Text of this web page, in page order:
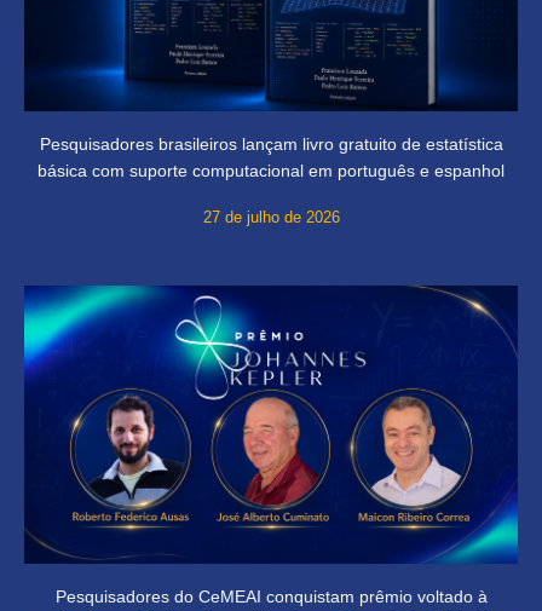
Pesquisadores brasileiros lançam livro gratuito de estatística
básica com suporte computacional em português e espanhol
27 de julho de 2026
Pesquisadores do CeMEAI conquistam prêmio voltado à